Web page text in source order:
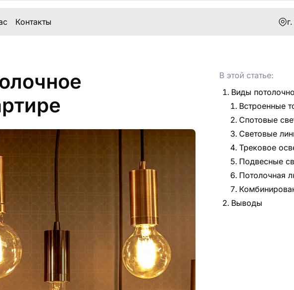
Контакты
В этой статье:
Виды
Встроенные
Спотовые
Световые
Трековое
Подвесные
Потолочная
Выводы